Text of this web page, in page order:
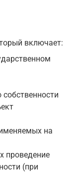
включает:
на
проведение
(при